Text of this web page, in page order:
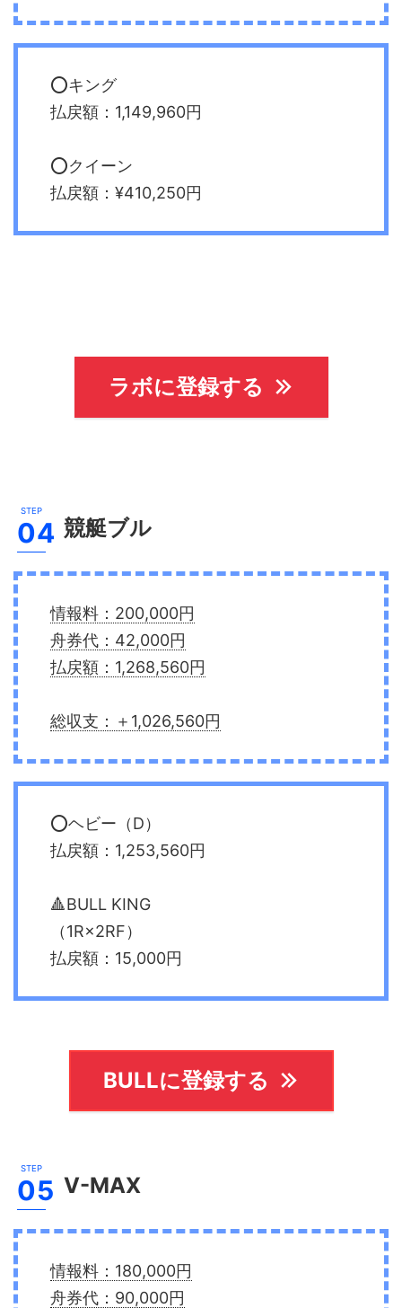
⭕️キング
払戻額：1,149,960円
⭕️クイーン
払戻額：¥410,250円
ラボに登録する
競艇ブル
情報料：200,000円
舟券代：42,000円
払戻額：1,268,560円
総収支：＋1,026,560円
⭕️ヘビー（D）
払戻額：1,253,560円
🔺BULL KING
（1R×2RF）
払戻額：15,000円
BULLに登録する
V-MAX
情報料：180,000円
舟券代：90,000円